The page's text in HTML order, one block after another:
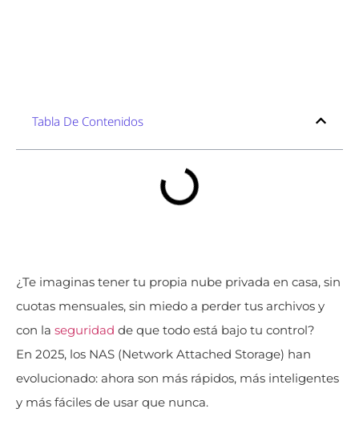
Tabla De Contenidos
¿Te imaginas tener tu propia nube privada en casa, sin
cuotas mensuales, sin miedo a perder tus archivos y
con la seguridad de que todo está bajo tu control?
En 2025, los NAS (Network Attached Storage) han
evolucionado: ahora son más rápidos, más inteligentes
y más fáciles de usar que nunca.